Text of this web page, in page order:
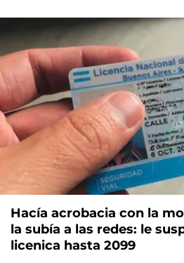
Hacía acrobacia con la
la subía a las redes: le
licenica hasta 2099